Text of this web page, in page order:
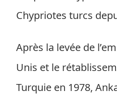
Chypriotes turcs
Après la levée de
Unis et le
Turquie en 1978,